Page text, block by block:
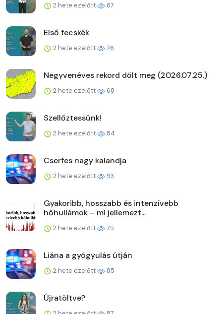
2 hete ezelőtt 67
Első fecskék
2 hete ezelőtt 76
Negyvenéves rekord dőlt meg (2026.07.25.)
2 hete ezelőtt 68
Szellőztessünk!
2 hete ezelőtt 84
Cserfes nagy kalandja
2 hete ezelőtt 93
Gyakoribb, hosszabb és intenzívebb
hőhullámok – mi jellemezt...
2 hete ezelőtt 75
Liána a gyógyulás útján
2 hete ezelőtt 85
Újratöltve?